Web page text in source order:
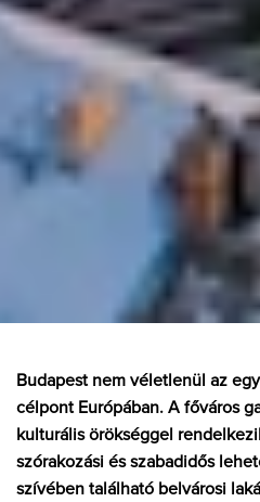
Budapest nem véletlenül az
célpont Európában. A főváros
kulturális örökséggel
szórakozási és szabadidős
szívében található belvárosi